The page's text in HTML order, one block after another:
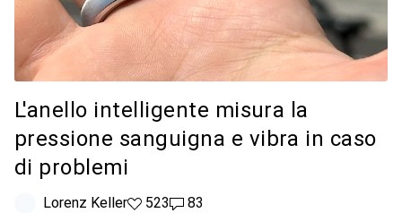
L'anello intelligente misura la
pressione sanguigna e vibra in caso
di problemi
Lorenz Keller523 like
52383 commenti
83